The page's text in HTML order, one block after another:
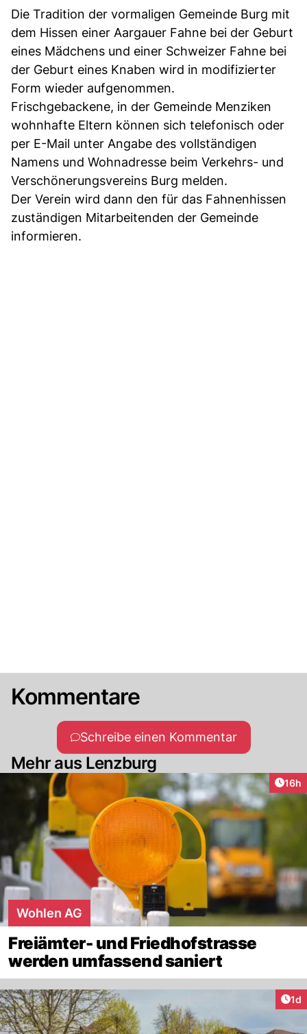
Die Tradition der vormaligen Gemeinde Burg mit
dem Hissen einer Aargauer Fahne bei der Geburt
eines Mädchens und einer Schweizer Fahne bei
der Geburt eines Knaben wird in modifizierter
Form wieder aufgenommen.
Frischgebackene, in der Gemeinde Menziken
wohnhafte Eltern können sich telefonisch oder
per E-Mail unter Angabe des vollständigen
Namens und Wohnadresse beim Verkehrs- und
Verschönerungsvereins Burg melden.
Der Verein wird dann den für das Fahnenhissen
zuständigen Mitarbeitenden der Gemeinde
informieren.
Kommentare
Schreibe einen Kommentar
Mehr aus Lenzburg
16h
Wohlen AG
Freiämter- und Friedhofstrasse
werden umfassend saniert
1d